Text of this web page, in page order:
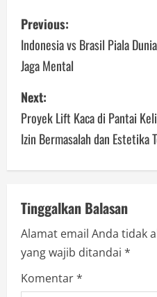
P
o
s
t
n
a
i
g
a
Previous:
Indonesia vs Brasil Piala
Jaga Mental
Next:
Proyek Lift Kaca di Pantai
Izin Bermasalah dan Estetika
Tinggalkan Balasan
Alamat email Anda tidak
yang wajib ditandai *
Komentar*